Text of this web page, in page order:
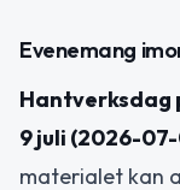
Evenemang
Hantverksdag
9 juli (2026-
materialet kan